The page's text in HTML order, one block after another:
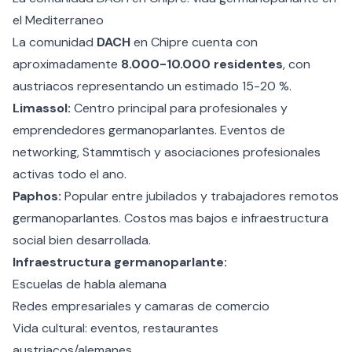
el Mediterraneo
La comunidad DACHen Chipre cuenta con
aproximadamente 8.000-10.000 residentes, con
austriacos representando un estimado 15-20 %.
Limassol: Centro principal para profesionales y
emprendedores germanoparlantes. Eventos de
networking, Stammtisch y asociaciones profesionales
activas todo el ano.
Paphos: Popular entre jubilados y trabajadores remotos
germanoparlantes. Costos mas bajos e infraestructura
social bien desarrollada.
Infraestructura germanoparlante:
Escuelas de habla alemana
Redes empresariales y camaras de comercio
Vida cultural: eventos, restaurantes